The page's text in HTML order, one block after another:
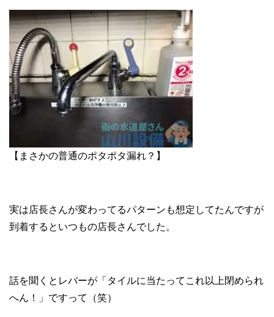
【まさかの普通のポタポタ漏れ？】
実は店長さんが変わってるパターンも想定してたんですが
到着するといつもの店長さんでした。
話を聞くとレバーが「タイルに当たってこれ以上閉められ
へん！」ですって（笑）